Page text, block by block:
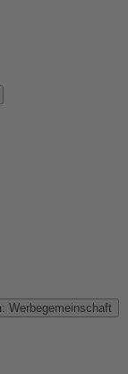
Werbegemeinschaft